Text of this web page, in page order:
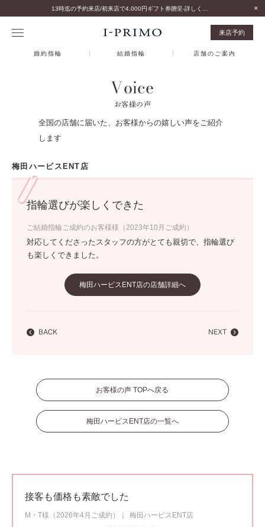
来店予約
婚約指輪 結婚指輪 店舗のご案内
Voice
お客様の声
全国の店舗に届いた、お客様からの嬉しい声をご紹介
します
梅田ハービスENT店
指輪選びが楽しくできた
ご結婚指輪ご成約のお客様様（2023年10月ご成約）
対応してくださったスタッフの方がとても親切で、指輪選び
も楽しくできました。
梅田ハービスENT店の店舗詳細へ
BACK NEXT
お客様の声 TOPへ戻る
梅田ハービスENT店の一覧へ
接客も価格も素敵でした
M・T様（2026年4月ご成約）
梅田ハービスENT店